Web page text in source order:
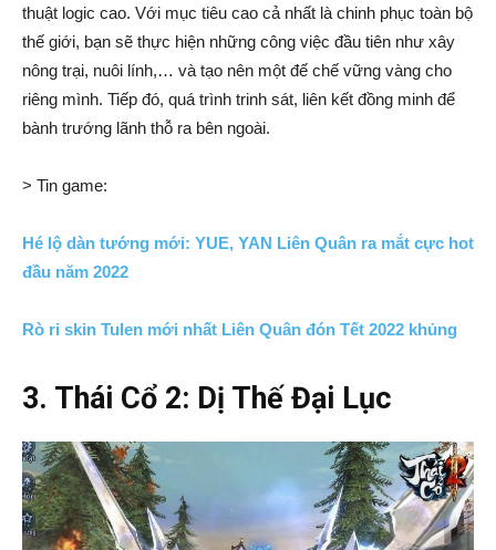
thuật logic cao. Với mục tiêu cao cả nhất là chinh phục toàn bộ
thế giới, bạn sẽ thực hiện những công việc đầu tiên như xây
nông trại, nuôi lính,… và tạo nên một đế chế vững vàng cho
riêng mình. Tiếp đó, quá trình trinh sát, liên kết đồng minh để
bành trướng lãnh thỗ ra bên ngoài.
> Tin game:
Hé lộ dàn tướng mới: YUE, YAN Liên Quân ra mắt cực hot
đầu năm 2022
Rò rỉ skin Tulen mới nhất Liên Quân đón Tết 2022 khủng
3. Thái Cổ 2: Dị Thế Đại Lục